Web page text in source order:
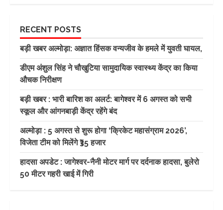
RECENT POSTS
बड़ी खबर अल्मोड़ा: अज्ञात हिंसक वन्यजीव के हमले में युवती घायल,
डीएम अंशुल सिंह ने चौखुटिया सामुदायिक स्वास्थ्य केंद्र का किया
औचक निरीक्षण
बड़ी खबर : भारी बारिश का अलर्ट: बागेश्वर में 6 अगस्त को सभी
स्कूल और आंगनबाड़ी केंद्र रहेंगे बंद
अल्मोड़ा : 5 अगस्त से शुरू होगा ‘क्रिकेट महासंग्राम 2026’,
विजेता टीम को मिलेंगे ₹35 हजार
हादसा अपडेट : जागेश्वर-नैनी मोटर मार्ग पर दर्दनाक हादसा, बुलेरो
50 मीटर गहरी खाई में गिरी